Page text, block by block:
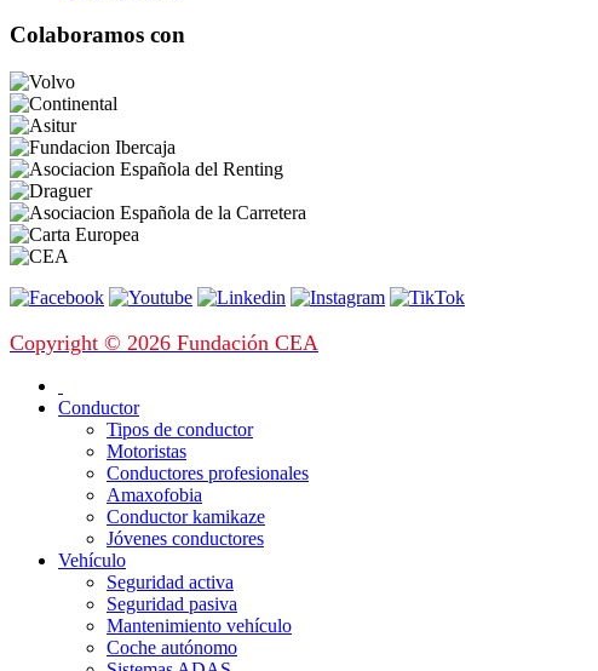
Colaboramos con
Copyright © 2026 Fundación CEA
Conductor
Tipos de conductor
Motoristas
Conductores profesionales
Amaxofobia
Conductor kamikaze
Jóvenes conductores
Vehículo
Seguridad activa
Seguridad pasiva
Mantenimiento vehículo
Coche autónomo